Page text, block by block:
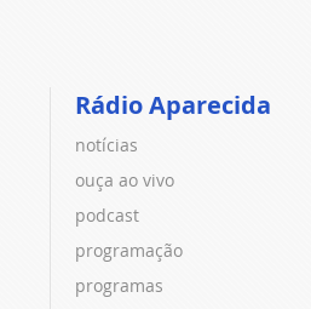
Rádio Aparecida
notícias
ouça ao vivo
podcast
programação
programas